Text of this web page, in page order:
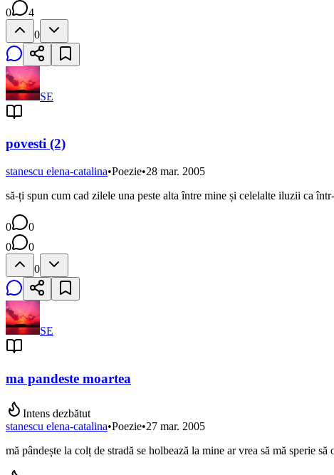
0
4
0
SE
povesti (2)
stanescu elena-catalina•Poezie•28 mar. 2005
să-ți spun cum cad zilele una peste alta între mine și celelalte iluzii ca
0
0
0
0
0
SE
ma pandeste moartea
Intens dezbătut
stanescu elena-catalina•Poezie•27 mar. 2005
mă pândește la colț de stradă se holbează la mine ar vrea să mă sperie